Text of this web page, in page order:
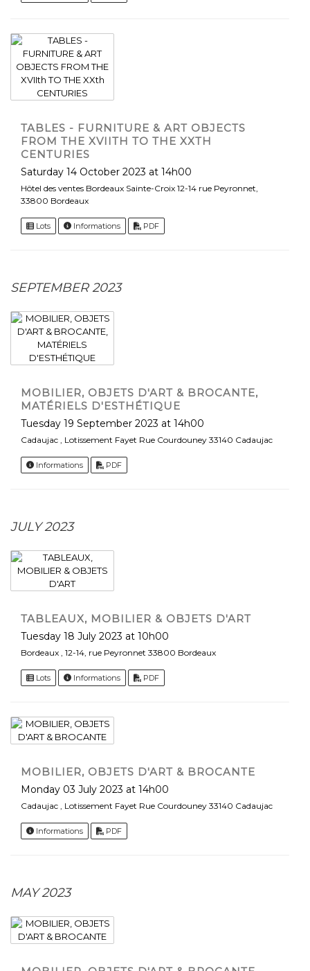
TABLES - FURNITURE & ART OBJECTS
FROM THE XVIITH TO THE XXTH
CENTURIES
Saturday 14 October 2023 at 14h00
Hôtel des ventes Bordeaux Sainte-Croix 12-14 rue Peyronnet,
33800 Bordeaux
Lots Informations PDF
SEPTEMBER 2023
MOBILIER, OBJETS D'ART & BROCANTE,
MATÉRIELS D'ESTHÉTIQUE
Tuesday 19 September 2023 at 14h00
Cadaujac , Lotissement Fayet Rue Courdouney 33140 Cadaujac
Informations PDF
JULY 2023
TABLEAUX, MOBILIER & OBJETS D'ART
Tuesday 18 July 2023 at 10h00
Bordeaux , 12-14, rue Peyronnet 33800 Bordeaux
Lots Informations PDF
MOBILIER, OBJETS D'ART & BROCANTE
Monday 03 July 2023 at 14h00
Cadaujac , Lotissement Fayet Rue Courdouney 33140 Cadaujac
Informations PDF
MAY 2023